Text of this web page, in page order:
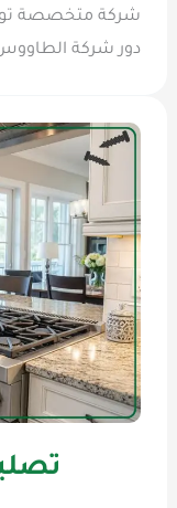
شركة متخصصة
دور شركة